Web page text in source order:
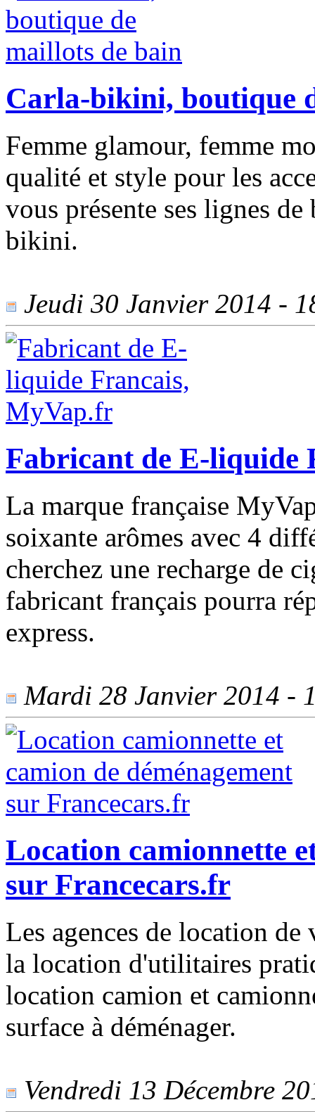
Carla-bikini, boutique
Femme glamour, femme
qualité et style pour les
vous présente ses lignes
bikini.
Jeudi 30 Janvier 2014 -
Fabricant de E-liquide
La marque française
soixante arômes avec 4
cherchez une recharge de
fabricant français pourra
express.
Mardi 28 Janvier 2014 -
Location camionnette
sur Francecars.fr
Les agences de location
la location d'utilitaires
location camion et
surface à déménager.
Vendredi 13 Décembre